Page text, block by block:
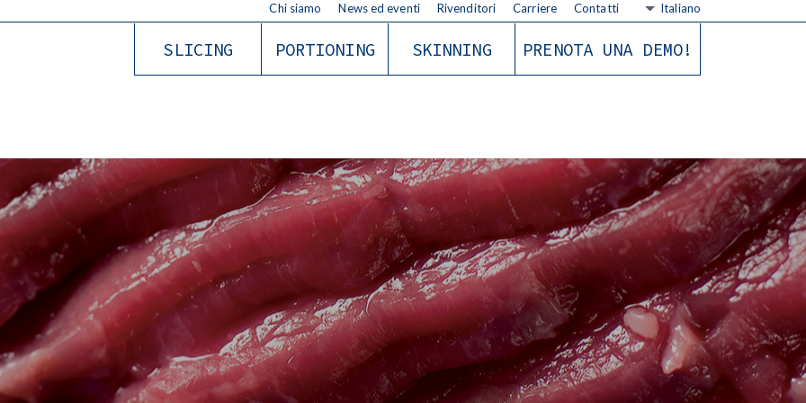
Chi siamo News ed eventi Rivenditori Carriere Contatti Italiano
SLICING PORTIONING SKINNING PRENOTA UNA DEMO!